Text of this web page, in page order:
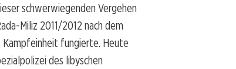
schwerwiegenden Vergehen
Miliz 2011/2012 nach dem
Kampfeinheit fungierte. Heute
des libyschen